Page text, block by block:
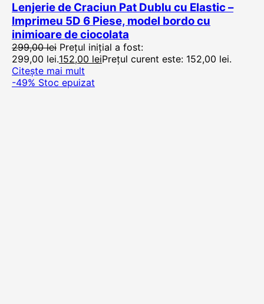
Lenjerie de Craciun Pat Dublu cu Elastic –
Imprimeu 5D 6 Piese, model bordo cu
inimioare de ciocolata
299,00lei Prețul inițial a fost:
299,00 lei.152,00 leiPrețul curent este: 152,00 lei.
Citește mai mult
-49% Stoc epuizat